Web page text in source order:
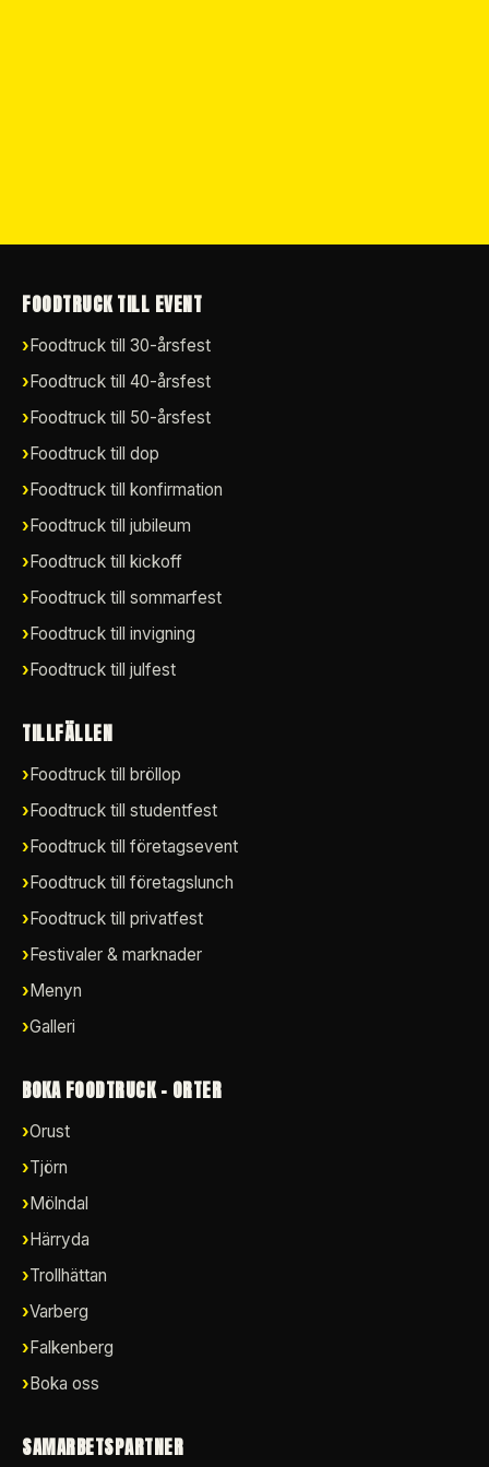
FOODTRUCK TILL EVENT
Foodtruck till 30-årsfest
Foodtruck till 40-årsfest
Foodtruck till 50-årsfest
Foodtruck till dop
Foodtruck till konfirmation
Foodtruck till jubileum
Foodtruck till kickoff
Foodtruck till sommarfest
Foodtruck till invigning
Foodtruck till julfest
TILLFÄLLEN
Foodtruck till bröllop
Foodtruck till studentfest
Foodtruck till företagsevent
Foodtruck till företagslunch
Foodtruck till privatfest
Festivaler & marknader
Menyn
Galleri
BOKA FOODTRUCK – ORTER
Orust
Tjörn
Mölndal
Härryda
Trollhättan
Varberg
Falkenberg
Boka oss
SAMARBETSPARTNER